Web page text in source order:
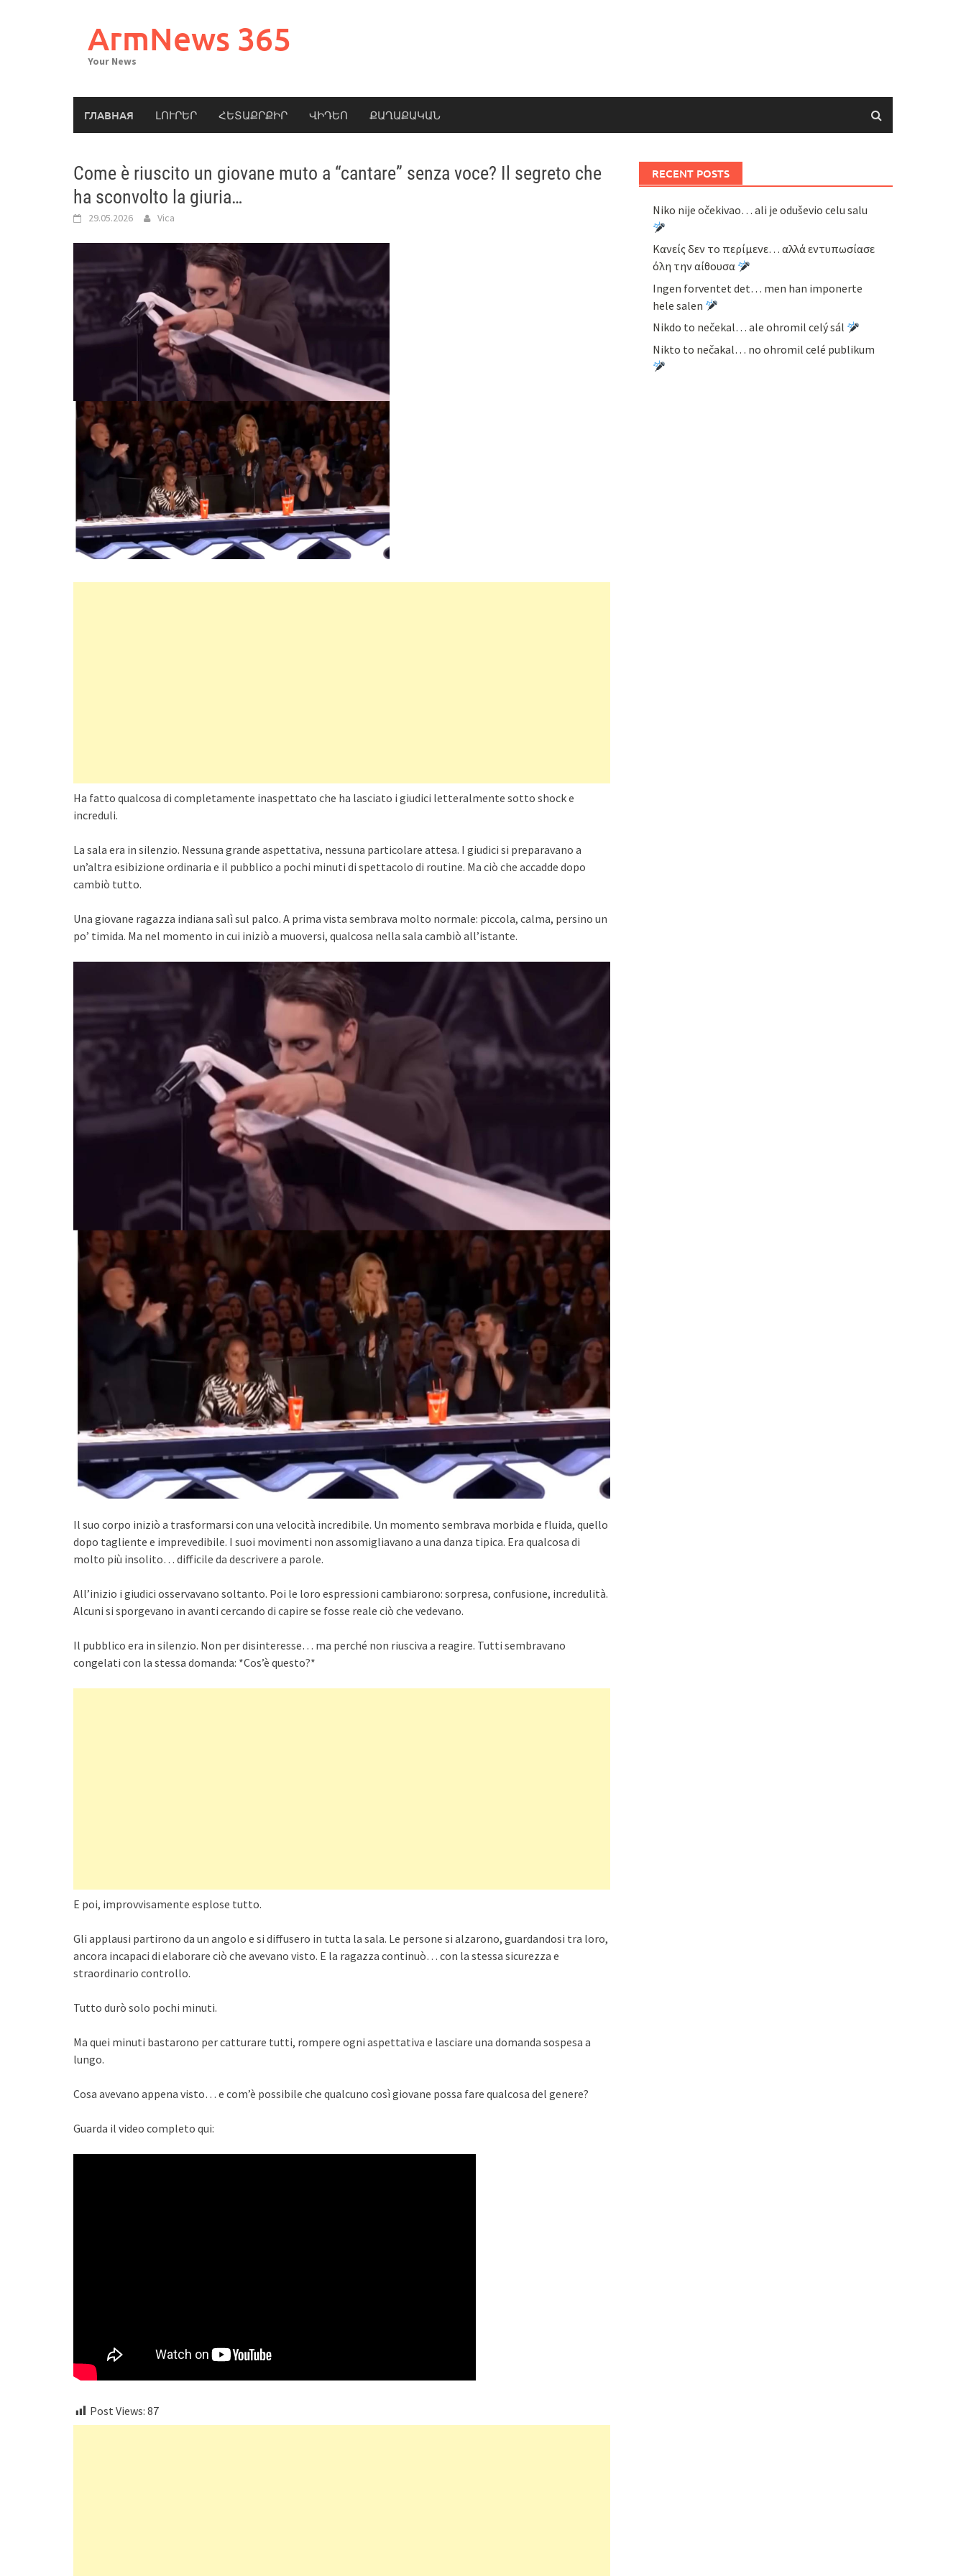
ArmNews 365
Your News
ГЛАВНАЯ ԼՈՒՐԵՐ ՀԵՏԱՔՐՔԻՐ ՎԻԴԵՈ ՔԱՂԱՔԱԿԱՆ
Come è riuscito un giovane muto a “cantare” senza voce? Il segreto che
ha sconvolto la giuria…
29.05.2026 Vica
Ha fatto qualcosa di completamente inaspettato che ha lasciato i giudici letteralmente sotto shock e
increduli.
La sala era in silenzio. Nessuna grande aspettativa, nessuna particolare attesa. I giudici si preparavano a
un’altra esibizione ordinaria e il pubblico a pochi minuti di spettacolo di routine. Ma ciò che accadde dopo
cambiò tutto.
Una giovane ragazza indiana salì sul palco. A prima vista sembrava molto normale: piccola, calma, persino un
po’ timida. Ma nel momento in cui iniziò a muoversi, qualcosa nella sala cambiò all’istante.
Il suo corpo iniziò a trasformarsi con una velocità incredibile. Un momento sembrava morbida e fluida, quello
dopo tagliente e imprevedibile. I suoi movimenti non assomigliavano a una danza tipica. Era qualcosa di
molto più insolito… difficile da descrivere a parole.
All’inizio i giudici osservavano soltanto. Poi le loro espressioni cambiarono: sorpresa, confusione, incredulità.
Alcuni si sporgevano in avanti cercando di capire se fosse reale ciò che vedevano.
Il pubblico era in silenzio. Non per disinteresse… ma perché non riusciva a reagire. Tutti sembravano
congelati con la stessa domanda: *Cos’è questo?*
E poi, improvvisamente esplose tutto.
Gli applausi partirono da un angolo e si diffusero in tutta la sala. Le persone si alzarono, guardandosi tra loro,
ancora incapaci di elaborare ciò che avevano visto. E la ragazza continuò… con la stessa sicurezza e
straordinario controllo.
Tutto durò solo pochi minuti.
Ma quei minuti bastarono per catturare tutti, rompere ogni aspettativa e lasciare una domanda sospesa a
lungo.
Cosa avevano appena visto… e com’è possibile che qualcuno così giovane possa fare qualcosa del genere?
Guarda il video completo qui:
Post Views: 87
RECENT POSTS
Niko nije očekivao… ali je oduševio celu salu
Κανείς δεν το περίμενε… αλλά εντυπωσίασε
όλη την αίθουσα
Ingen forventet det… men han imponerte
hele salen
Nikdo to nečekal… ale ohromil celý sál
Nikto to nečakal… no ohromil celé publikum